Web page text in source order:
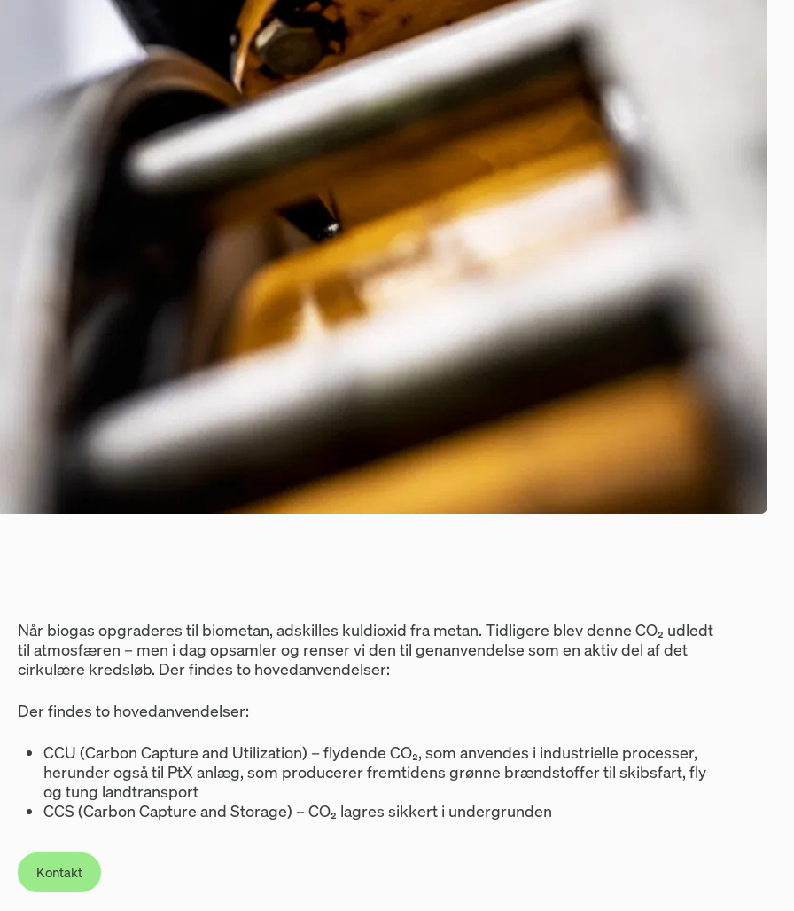
Når biogas opgraderes til biometan, adskilles kuldioxid fra metan. Tidligere blev denne CO₂ udledt
til atmosfæren – men i dag opsamler og renser vi den til genanvendelse som en aktiv del af det
cirkulære kredsløb. Der findes to hovedanvendelser:
Der findes to hovedanvendelser:
CCU (Carbon Capture and Utilization) – flydende CO₂, som anvendes i industrielle processer,
herunder også til PtX anlæg, som producerer fremtidens grønne brændstoffer til skibsfart, fly
og tung landtransport
CCS (Carbon Capture and Storage) – CO₂ lagres sikkert i undergrunden
Kontakt